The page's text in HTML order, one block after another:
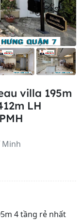
villa 195m
LH
Minh
4 tầng rẻ nhất